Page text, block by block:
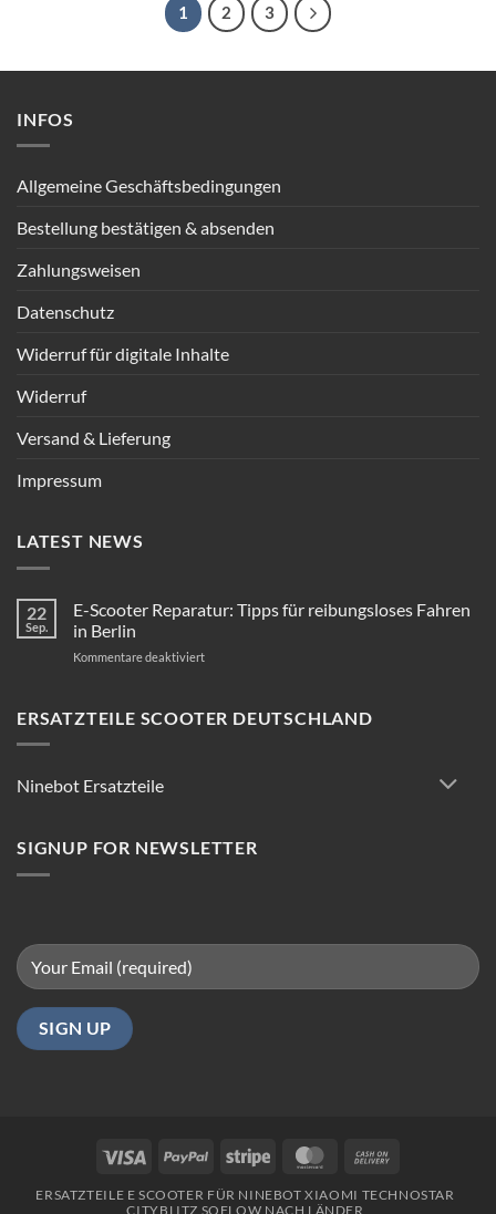
1 2 3
INFOS
Allgemeine Geschäftsbedingungen
Bestellung bestätigen & absenden
Zahlungsweisen
Datenschutz
Widerruf für digitale Inhalte
Widerruf
Versand & Lieferung
Impressum
LATEST NEWS
22
Sep.
E-Scooter Reparatur: Tipps für reibungsloses Fahren
in Berlin
Kommentare deaktiviertfür
Reparatur:
ERSATZTEILE SCOOTER DEUTSCHLAND
Ninebot Ersatzteile
SIGNUP FOR NEWSLETTER
Visa PayPal Stripe MasterCard
Delivery
ERSATZTEILE E SCOOTER FÜR NINEBOT XIAOMI TECHNOSTAR
CITYBLITZ SOFLOW NACH LÄNDER